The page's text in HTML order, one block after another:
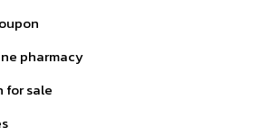
pharmacy
for sale